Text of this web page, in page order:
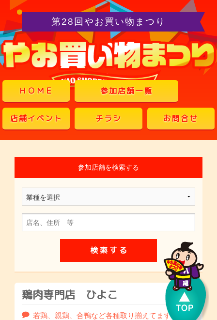
第28回やお買い物まつり
ＨＯＭＥ 参加店舗一覧
店舗イベント チラシ お問合せ
参加店舗を検索する
鶏肉専門店 ひよこ
若鶏、親鶏、合鴨など各種取り揃えてます。